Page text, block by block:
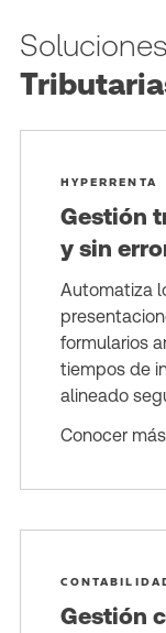
Soluciones
HYPERRENTA
Gestión
y sin
Automatiza
formularios
tiempos de
alineado
Conocer más
Gestión